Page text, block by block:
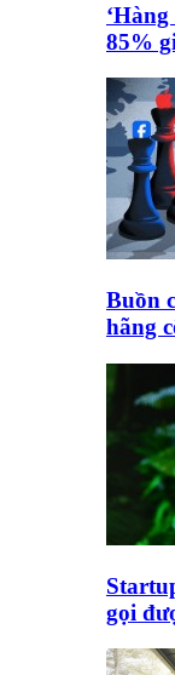
85%
Buồn
hãng
gọi